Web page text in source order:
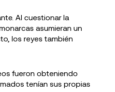
Al cuestionar la
asumieran un
los reyes también
fueron obteniendo
tenían sus propias